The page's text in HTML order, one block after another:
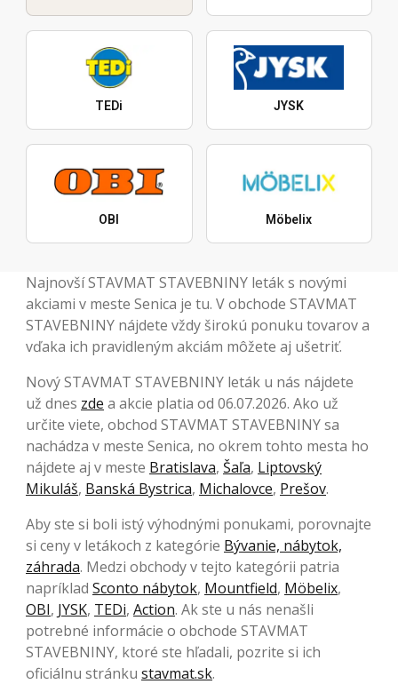
TEDi JYSK
OBI Möbelix
Najnovší STAVMAT STAVEBNINY leták s novými
akciami v meste Senica je tu. V obchode STAVMAT
STAVEBNINY nájdete vždy širokú ponuku tovarov a
vďaka ich pravidleným akciám môžete aj ušetriť.
Nový STAVMAT STAVEBNINY leták u nás nájdete
už dnes zde a akcie platia od 06.07.2026. Ako už
určite viete, obchod STAVMAT STAVEBNINY sa
nachádza v meste Senica, no okrem tohto mesta ho
nájdete aj v meste Bratislava, Šaľa, Liptovský
Mikuláš, Banská Bystrica, Michalovce, Prešov.
Aby ste si boli istý výhodnými ponukami, porovnajte
si ceny v letákoch z kategórie Bývanie, nábytok,
záhrada. Medzi obchody v tejto kategórii patria
napríklad Sconto nábytok, Mountfield, Möbelix,
OBI, JYSK, TEDi, Action. Ak ste u nás nenašli
potrebné informácie o obchode STAVMAT
STAVEBNINY, ktoré ste hľadali, pozrite si ich
oficiálnu stránku stavmat.sk.